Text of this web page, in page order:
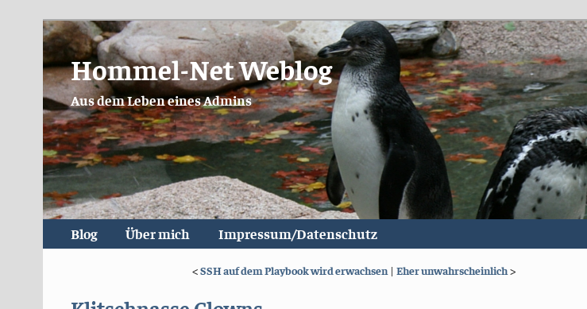
Hommel-Net Weblog
Aus dem Leben eines Admins
Blog Über mich Impressum/Datenschutz
<SSH auf dem Playbook wird erwachsen | Eher unwahrscheinlich>